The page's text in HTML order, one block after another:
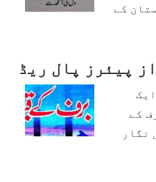
کے
پیئرز پال ریڈ
کے
نگار